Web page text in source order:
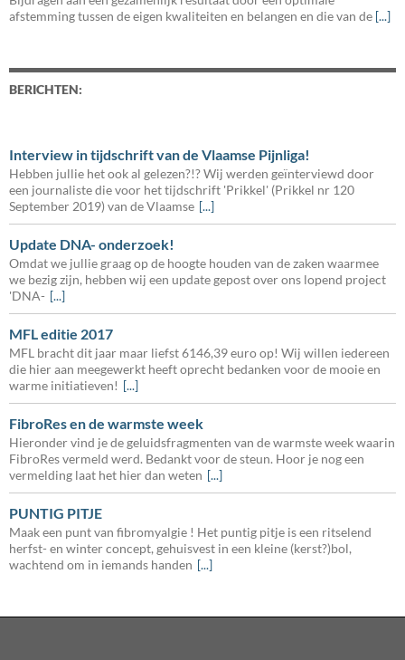
afstemming tussen de eigen kwaliteiten en belangen en die van de [...]
BERICHTEN:
Interview in tijdschrift van de Vlaamse Pijnliga!
Hebben jullie het ook al gelezen?!? Wij werden geïnterviewd door
een journaliste die voor het tijdschrift 'Prikkel' (Prikkel nr 120
September 2019) van de Vlaamse [...]
Update DNA- onderzoek!
Omdat we jullie graag op de hoogte houden van de zaken waarmee
we bezig zijn, hebben wij een update gepost over ons lopend project
'DNA- [...]
MFL editie 2017
MFL bracht dit jaar maar liefst 6146,39 euro op! Wij willen iedereen
die hier aan meegewerkt heeft oprecht bedanken voor de mooie en
warme initiatieven! [...]
FibroRes en de warmste week
Hieronder vind je de geluidsfragmenten van de warmste week waarin
FibroRes vermeld werd. Bedankt voor de steun. Hoor je nog een
vermelding laat het hier dan weten [...]
PUNTIG PITJE
Maak een punt van fibromyalgie ! Het puntig pitje is een ritselend
herfst- en winter concept, gehuisvest in een kleine (kerst?)bol,
wachtend om in iemands handen [...]